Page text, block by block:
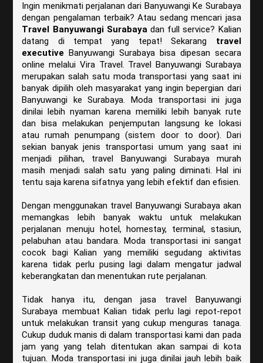
Ingin menikmati perjalanan dari Banyuwangi Ke Surabaya
dengan pengalaman terbaik? Atau sedang mencari jasa
Travel Banyuwangi Surabaya dan full service? Kalian
datang di tempat yang tepat! Sekarang travel
executive Banyuwangi Surabaya bisa dipesan secara
online melalui Vira Travel. Travel Banyuwangi Surabaya
merupakan salah satu moda transportasi yang saat ini
banyak dipilih oleh masyarakat yang ingin bepergian dari
Banyuwangi ke Surabaya. Moda transportasi ini juga
dinilai lebih nyaman karena memiliki lebih banyak rute
dan bisa melakukan penjemputan langsung ke lokasi
atau rumah penumpang (sistem door to door). Dari
sekian banyak jenis transportasi umum yang saat ini
menjadi pilihan, travel Banyuwangi Surabaya murah
masih menjadi salah satu yang paling diminati. Hal ini
tentu saja karena sifatnya yang lebih efektif dan efisien.
Dengan menggunakan travel Banyuwangi Surabaya akan
memangkas lebih banyak waktu untuk melakukan
perjalanan menuju hotel, homestay, terminal, stasiun,
pelabuhan atau bandara. Moda transportasi ini sangat
cocok bagi Kalian yang memiliki segudang aktivitas
karena tidak perlu pusing lagi dalam mengatur jadwal
keberangkatan dan menentukan rute perjalanan.
Tidak hanya itu, dengan jasa travel Banyuwangi
Surabaya membuat Kalian tidak perlu lagi repot-repot
untuk melakukan transit yang cukup menguras tanaga.
Cukup duduk manis di dalam transportasi kami dan pada
jam yang yang telah ditentukan akan sampai di kota
tujuan. Moda transportasi ini juga dinilai jauh lebih baik